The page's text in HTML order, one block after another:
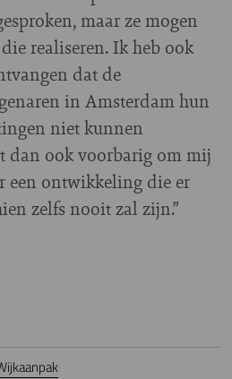
maar ze mogen
realiseren. Ik heb ook
dat de
in Amsterdam hun
niet kunnen
dan ook voorbarig om mij
een ontwikkeling die er
zelfs nooit zal zijn.”